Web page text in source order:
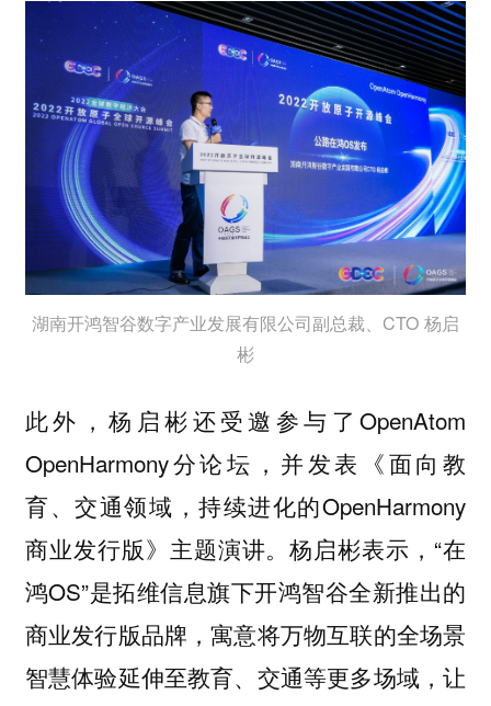
湖南开鸿智谷数字产业发展有限公司副总裁、CTO 杨启
彬
此外，杨启彬还受邀参与了OpenAtom
OpenHarmony分论坛，并发表《面向教
育、交通领域，持续进化的OpenHarmony
商业发行版》主题演讲。杨启彬表示，“在
鸿OS”是拓维信息旗下开鸿智谷全新推出的
商业发行版品牌，寓意将万物互联的全场景
智慧体验延伸至教育、交通等更多场域，让